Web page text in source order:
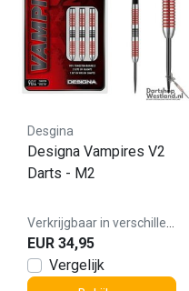
Desgina
Designa Vampires V2
Darts - M2
EUR 34,95
Vergelijk